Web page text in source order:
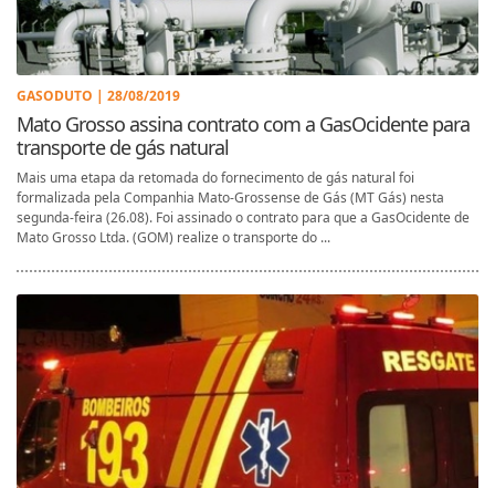
GASODUTO | 28/08/2019
Mato Grosso assina contrato com a GasOcidente para
transporte de gás natural
Mais uma etapa da retomada do fornecimento de gás natural foi
formalizada pela Companhia Mato-Grossense de Gás (MT Gás) nesta
segunda-feira (26.08). Foi assinado o contrato para que a GasOcidente de
Mato Grosso Ltda. (GOM) realize o transporte do ...